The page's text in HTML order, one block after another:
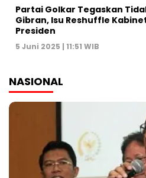
Partai Golkar Tegaskan
Gibran, Isu Reshuffle
Presiden
5 Juni 2025 | 11:51 WIB
NASIONAL